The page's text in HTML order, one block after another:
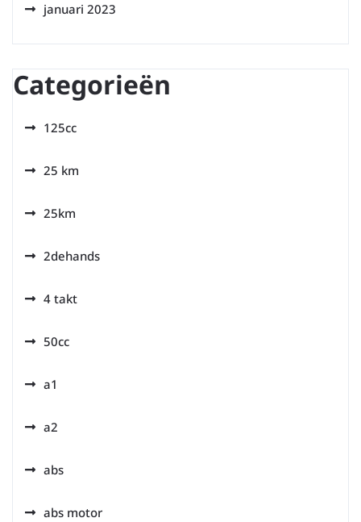
januari 2023
Categorieën
125cc
25 km
25km
2dehands
4 takt
50cc
a1
a2
abs
abs motor